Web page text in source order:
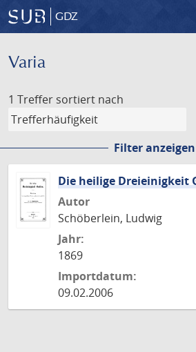
GDZ
Varia
1 Treffer sortiert nach
Filter anzeigen
Die heilige Dreieinigkeit
Autor
Schöberlein, Ludwig
Jahr:
1869
Importdatum:
09.02.2006